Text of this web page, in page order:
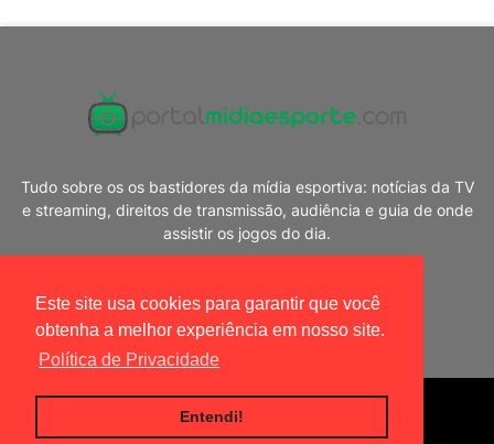
Este site usa cookies para garantir que você
obtenha a melhor experiência em nosso site.
Política de Privacidade
Entendi!
Tudo sobre os os bastidores da mídia esportiva: notícias da TV
e streaming, direitos de transmissão, audiência e guia de onde
assistir os jogos do dia.
Blogger Templates|